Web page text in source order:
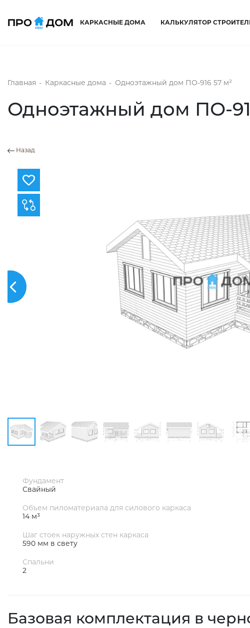
КАРКАСНЫЕ ДОМА КАЛЬКУЛЯТОР
Главная - Каркасные дома - Одноэтажный дом ПО-916 57 м²
Одноэтажный дом ПО-
Назад
Фундамент
Свайный
Объем пиломатериала для силового каркаса
14 м³
Шаг стоек наружных стен каркаса
590 мм в свету
Спальни
2
Базовая комплектация в